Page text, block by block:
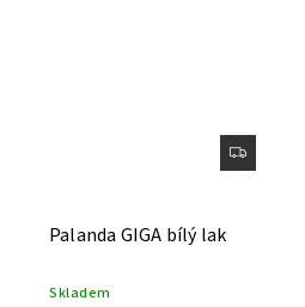
Palanda GIGA bílý lak
Skladem